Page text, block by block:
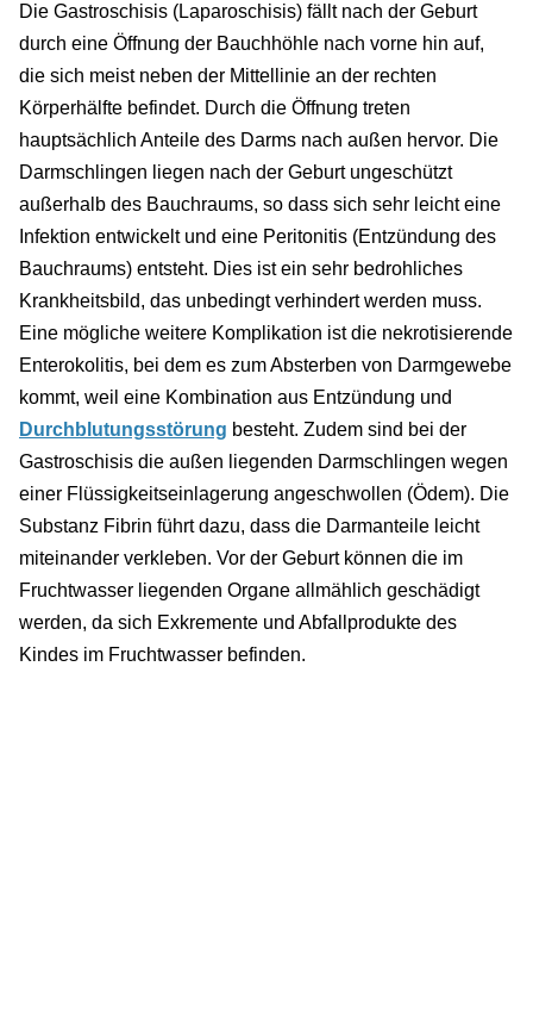
Die Gastroschisis (Laparoschisis) fällt nach der Geburt
durch eine Öffnung der Bauchhöhle nach vorne hin auf,
die sich meist neben der Mittellinie an der rechten
Körperhälfte befindet. Durch die Öffnung treten
hauptsächlich Anteile des Darms nach außen hervor. Die
Darmschlingen liegen nach der Geburt ungeschützt
außerhalb des Bauchraums, so dass sich sehr leicht eine
Infektion entwickelt und eine Peritonitis (Entzündung des
Bauchraums) entsteht. Dies ist ein sehr bedrohliches
Krankheitsbild, das unbedingt verhindert werden muss.
Eine mögliche weitere Komplikation ist die nekrotisierende
Enterokolitis, bei dem es zum Absterben von Darmgewebe
kommt, weil eine Kombination aus Entzündung und
Durchblutungsstörung besteht. Zudem sind bei der
Gastroschisis die außen liegenden Darmschlingen wegen
einer Flüssigkeitseinlagerung angeschwollen (Ödem). Die
Substanz Fibrin führt dazu, dass die Darmanteile leicht
miteinander verkleben. Vor der Geburt können die im
Fruchtwasser liegenden Organe allmählich geschädigt
werden, da sich Exkremente und Abfallprodukte des
Kindes im Fruchtwasser befinden.